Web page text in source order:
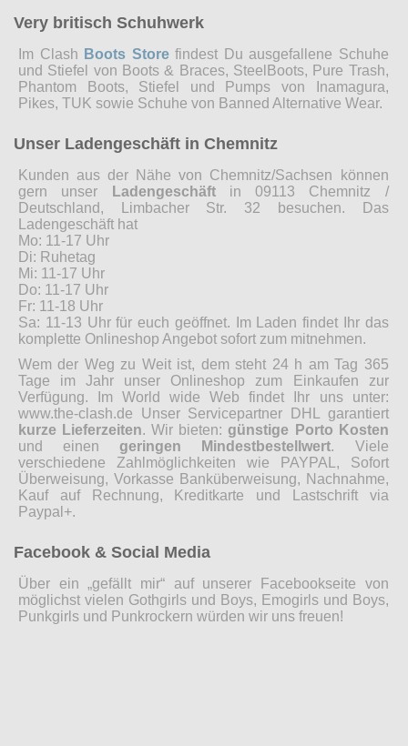
Very britisch Schuhwerk
Im Clash Boots Storefindest Du ausgefallene Schuhe
und Stiefel von Boots & Braces, SteelBoots, Pure Trash,
Phantom Boots, Stiefel und Pumps von Inamagura,
Pikes, TUK sowie Schuhe von Banned Alternative Wear.
Unser Ladengeschäft in Chemnitz
Kunden aus der Nähe von Chemnitz/Sachsen können
gern unser
Ladengeschäftin 09113 Chemnitz /
Deutschland, Limbacher Str. 32 besuchen. Das
Ladengeschäft hat
Mo: 11-17 Uhr
Di: Ruhetag
Mi: 11-17 Uhr
Do: 11-17 Uhr
Fr: 11-18 Uhr
Sa: 11-13 Uhr für euch geöffnet. Im Laden findet Ihr das
komplette Onlineshop Angebot sofort zum mitnehmen.
Wem der Weg zu Weit ist, dem steht 24 h am Tag 365
Tage im Jahr unser Onlineshop zum Einkaufen zur
Verfügung. Im World wide Web findet Ihr uns unter:
www.the-clash.de Unser Servicepartner DHL garantiert
kurze Lieferzeiten. Wir bieten:günstige Porto Kosten
und einengeringen Mindestbestellwert. Viele
verschiedene Zahlmöglichkeiten wie PAYPAL, Sofort
Überweisung, Vorkasse Banküberweisung, Nachnahme,
Kauf auf Rechnung, Kreditkarte und Lastschrift via
Paypal+.
Facebook & Social Media
Über ein „gefällt mir“ auf unserer Facebookseite von
möglichst vielen Gothgirls und Boys, Emogirls und Boys,
Punkgirls und Punkrockern würden wir uns freuen!